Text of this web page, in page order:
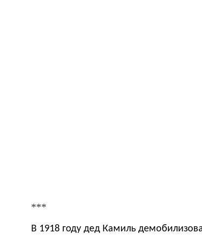
***
В 1918 году дед Камиль